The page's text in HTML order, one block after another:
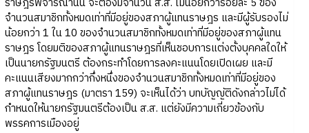
จำนวนสมาชิกทั้งหมดเท่าที่มีอยู่ของสภาผู้แทนราษฎร และมีผู้รับรองไม่
น้อยกว่า 1 ใน 10 ของจำนวนสมาชิกทั้งหมดเท่าที่มีอยู่ของสภาผู้แทน
ราษฎร โดยมติของสภาผู้แทนราษฎรที่เห็นชอบการแต่งตั้งบุคคลใดให้
เป็นนายกรัฐมนตรี ต้องกระทำโดยการลงคะแนนโดยเปิดเผย และมี
คะแนนเสียงมากกว่ากึ่งหนึ่งของจำนวนสมาชิกทั้งหมดเท่าที่มีอยู่ของ
สภาผู้แทนราษฎร (มาตรา 159) จะเห็นได้ว่า บทบัญญัติดังกล่าวไม่ได้
กำหนดให้นายกรัฐมนตรีต้องเป็น ส.ส. แต่ยังมีความเกี่ยวข้องกับ
พรรคการเมืองอยู่